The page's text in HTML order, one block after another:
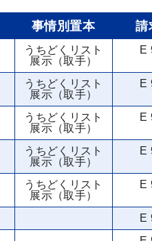
事情別置本 請
うちどくリスト
展示（取手）
E
うちどくリスト
展示（取手）
E
うちどくリスト
展示（取手）
E
うちどくリスト
展示（取手）
E
うちどくリスト
展示（取手）
E
E